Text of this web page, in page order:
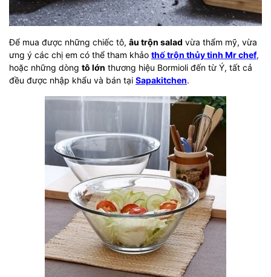
Để mua được những chiếc tô, âu trộn salad vừa thẩm mỹ, vừa
ưng ý các chị em có thể tham khảo thố trộn thủy tinh Mr chef,
hoặc những dòng tô lớn thương hiệu Bormioli đến từ Ý, tất cả
đều được nhập khẩu và bán tại Sapakitchen.